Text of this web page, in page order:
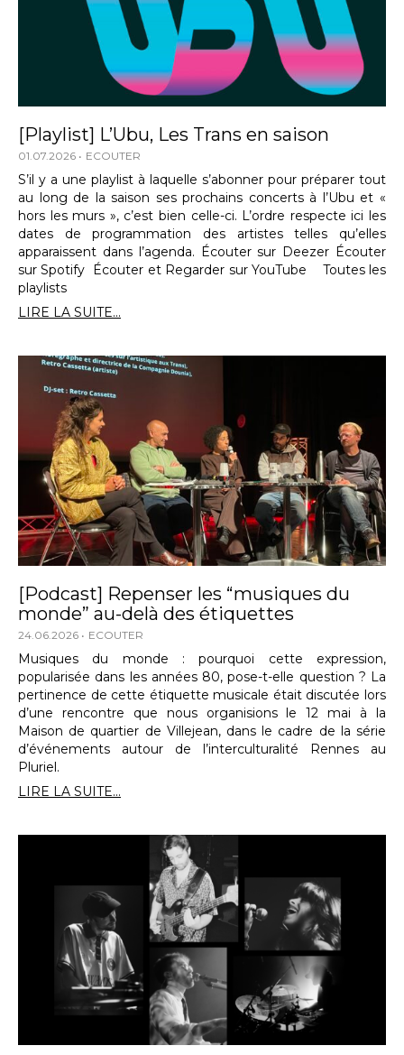
[Playlist] L’Ubu, Les Trans en saison
01.07.2026 ECOUTER
S’il y a une playlist à laquelle s’abonner pour préparer tout
au long de la saison ses prochains concerts à l’Ubu et «
hors les murs », c’est bien celle-ci. L’ordre respecte ici les
dates de programmation des artistes telles qu’elles
apparaissent dans l’agenda. Écouter sur Deezer Écouter
sur Spotify Écouter et Regarder sur YouTube Toutes les
playlists
LIRE LA SUITE...
[Podcast] Repenser les “musiques du
monde” au-delà des étiquettes
24.06.2026 ECOUTER
Musiques du monde : pourquoi cette expression,
popularisée dans les années 80, pose-t-elle question ? La
pertinence de cette étiquette musicale était discutée lors
d’une rencontre que nous organisions le 12 mai à la
Maison de quartier de Villejean, dans le cadre de la série
d’événements autour de l’interculturalité Rennes au
Pluriel.
LIRE LA SUITE...